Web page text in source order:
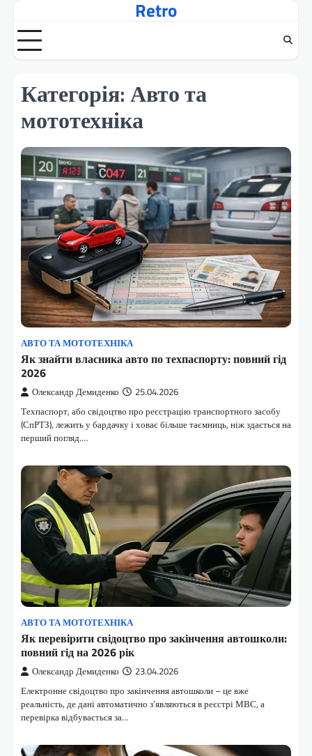
вмісту
Retro
Категорія:Авто та
мототехніка
АВТО ТА МОТОТЕХНІКА
Як знайти власника авто по техпаспорту: повний гід
2026
Олександр Демиденко 25.04.2026
Техпаспорт, або свідоцтво про реєстрацію транспортного засобу
(СпРТЗ), лежить у бардачку і ховає більше таємниць, ніж здається на
перший погляд.…
АВТО ТА МОТОТЕХНІКА
Як перевірити свідоцтво про закінчення автошколи:
повний гід на 2026 рік
Олександр Демиденко 23.04.2026
Електронне свідоцтво про закінчення автошколи – це вже
реальність, де дані автоматично з’являються в реєстрі МВС, а
перевірка відбувається за…